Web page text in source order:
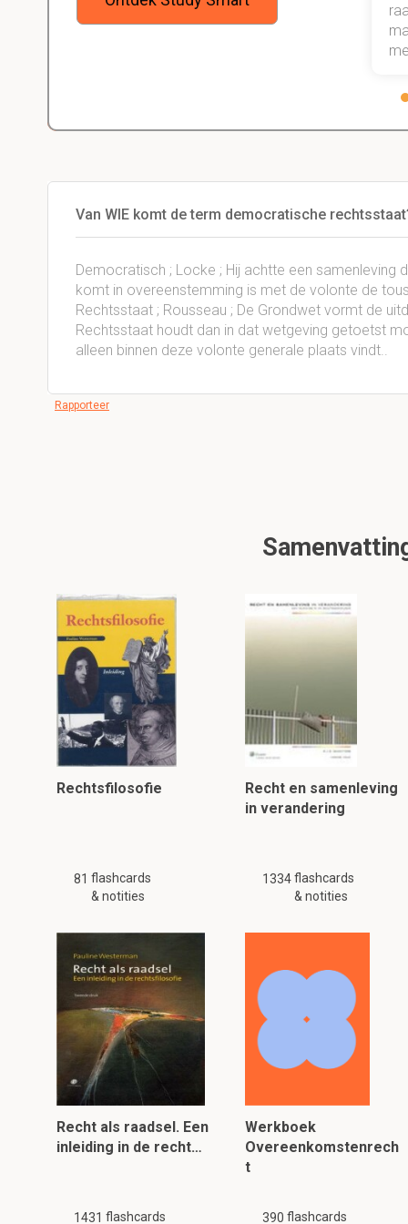
weet dat ik de rest van mijn studie
Van WIE komt de term democratische
Democratisch ; Locke ; Hij achtte een
komt in overeenstemming is met de volonte de
Rechtsstaat ; Rousseau ; De Grondwet vormt de
Rechtsstaat houdt dan in dat wetgeving getoetst
alleen binnen deze volonte generale plaats vindt..
Rapporteer
Rechtsfilosofie
81 flashcards
& notities
Recht en samenleving
in verandering
1334 flashcards
& notities
Recht als raadsel. Een
inleiding in de recht…
1431 flashcards
Werkboek
Overeenkomstenrech
t
390 flashcards